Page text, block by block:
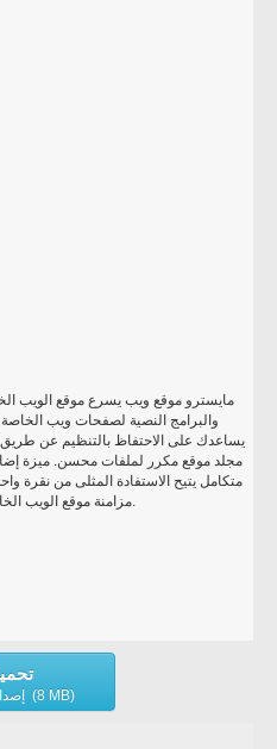
مايسترو موقع ويب يسرع موقع الويب
مجلد موقع مكرر لملفات محسن. ميزة
مزامنة موقع الويب الخاص بك مع مجلد ويب المحلي الخاص بك.
إصدار تجريبي (8 MB)